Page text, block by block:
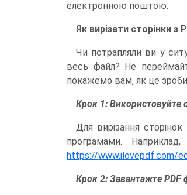
електронною поштою.
Як вирізати сторінки з
Чи потрапляли ви у
весь файл? Не
покажемо вам, як це
Крок 1: Використовуйте
Для вирізання
програмами.
https://www.ilovepdf.com/
Крок 2: Завантажте PDF